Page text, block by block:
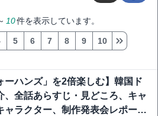
10件を表示しています。
5 6 7 8 9 10
ーハンズ」を2倍楽しむ】韓国ド
、全話あらすじ・見どころ、キャ
ャラクター、制作発表会レポート